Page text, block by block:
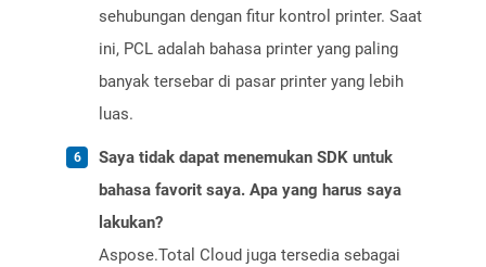
sehubungan dengan fitur kontrol printer. Saat
ini, PCL adalah bahasa printer yang paling
banyak tersebar di pasar printer yang lebih
luas.
Saya tidak dapat menemukan SDK untuk
bahasa favorit saya. Apa yang harus saya
lakukan?
Aspose.Total Cloud juga tersedia sebagai